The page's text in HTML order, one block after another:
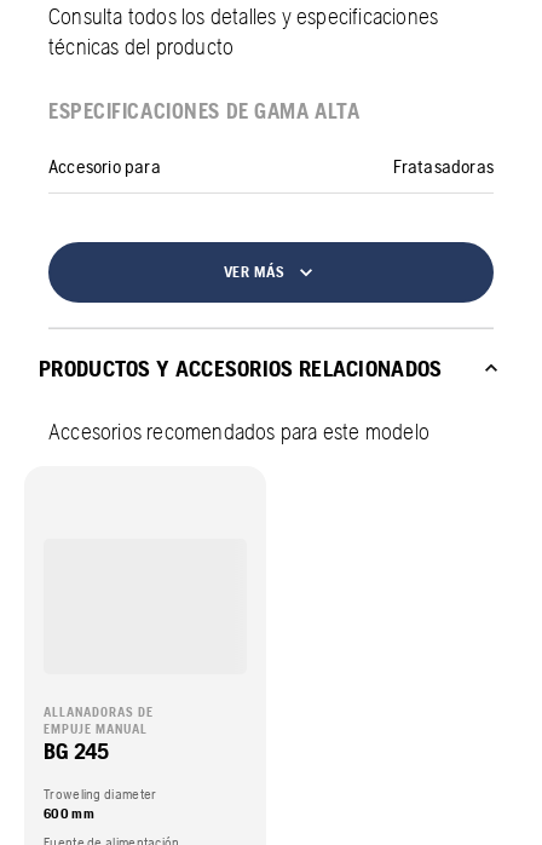
Consulta todos los detalles y especificaciones
técnicas del producto
ESPECIFICACIONES DE GAMA ALTA
Accesorio para Fratasadoras
VER MÁS
PRODUCTOS Y ACCESORIOS RELACIONADOS
Accesorios recomendados para este modelo
ALLANADORAS DE
EMPUJE MANUAL
BG 245
Troweling diameter
600 mm